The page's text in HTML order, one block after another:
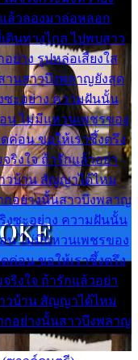
ล้วลองมาล่อหลอก
นทางไกล ไปพบสาว
ย่าง รูปหล่อเสียงใส
านสาวบึงพลาญยังสุด
ซะอย่าง ความฝันนั้น
น ไม่มีแหวนเพชรของ
ค่อน ขอให้เราซึ้งตรึง
ริงใจ ถ้ารักแล้วอย่า
วบ้าน สัญญาได้ไหม
กอย่างนั้นสาวบึงพลาญ
งซะอย่าง ความฝันนั้น
น ไม่มีแหวนเพชรของ
ค่อน ขอให้เราซึ้งตรึง
ริงใจ ถ้ารักแล้วอย่า
วบ้าน สัญญาได้ไหม
กอย่างนั้นสาวบึงพลาญ